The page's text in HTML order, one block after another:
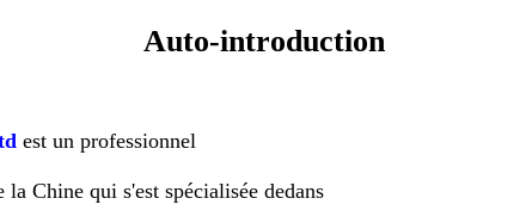
Auto-introduction
est un professionnel
Chine qui s'est spécialisée dedans